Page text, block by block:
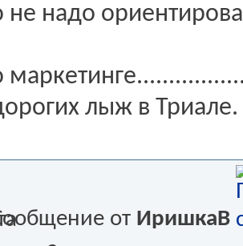
надо
лыж в Триале.
от ИришкаВ